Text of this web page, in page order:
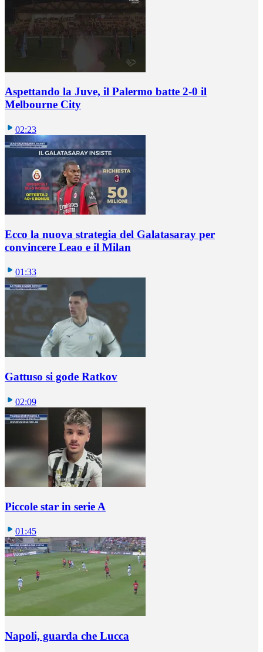
Aspettando la Juve, il Palermo batte 2-0 il
Melbourne City
02:23
Ecco la nuova strategia del Galatasaray per
convincere Leao e il Milan
01:33
Gattuso si gode Ratkov
02:09
Piccole star in serie A
01:45
Napoli, guarda che Lucca